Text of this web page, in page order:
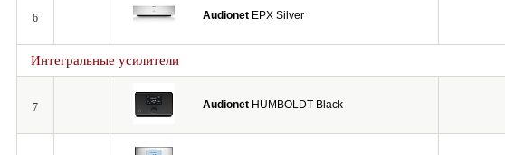
6 Audionet EPX Silver
Интегральные усилители
7 Audionet HUMBOLDT Black